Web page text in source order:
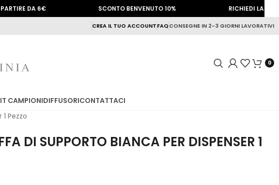
CREA IL TUO ACCOUNTFAQCONSEGNE IN 2-3 GIORNI LAVORATIVI
0
CAMPIONIDIFFUSORICONTATTACI
Pezzo
DI SUPPORTO BIANCA PER DISPENSER 1
DA 6€ SCONTO BENVENUTO 10% RICHIEDI LA TUA LINEA